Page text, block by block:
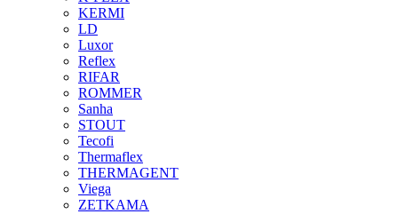
KERMI
LD
Luxor
Reflex
RIFAR
ROMMER
Sanha
STOUT
Tecofi
Thermaflex
THERMAGENT
Viega
ZETKAMA